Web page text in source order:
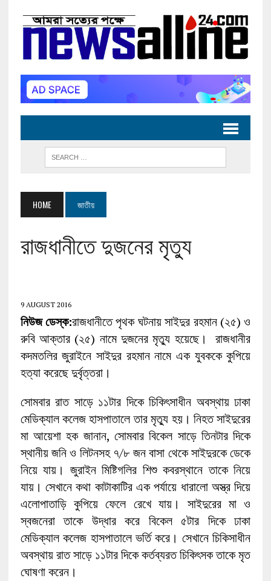
HOME জাতীয়
রাজধানীতে দুজনের মৃত্যু
9 AUGUST 2016
নিউজ ডেস্ক:রাজধানীতে পৃথক ঘটনায় সাইদুর রহমান (২৫) ও
রুবি আক্তার (২৫) নামে দুজনের মৃত্যু হয়েছে। রাজধানীর
কদমতলির জুরাইনে সাইদুর রহমান নামে এক যুবককে কুপিয়ে
হত্যা করেছে দুর্বৃত্তরা।
সোমবার রাত সাড়ে ১১টার দিকে চিকিৎসাধীন অবস্থায় ঢাকা
মেডিক্যাল কলেজ হাসপাতালে তার মৃত্যু হয়। নিহত সাইদুরের
মা আয়েশা হক জানান, সোমবার বিকেল সাড়ে তিনটার দিকে
স্থানীয় জনি ও লিটনসহ ৭/৮ জন বাসা থেকে সাইদুরকে ডেকে
নিয়ে যায়। জুরাইন মিষ্টিগলির শিশু কবরস্থানে তাকে নিয়ে
যায়। সেখানে কথা কাটাকাটির এক পর্যায়ে ধারালো অস্ত্র দিয়ে
এলোপাতাড়ি কুপিয়ে ফেলে রেখে যায়। সাইদুরের মা ও
স্বজনেরা তাকে উদ্ধার করে বিকেল ৫টার দিকে ঢাকা
মেডিক্যাল কলেজ হাসপাতালে ভর্তি করে। সেখানে চিকিসাধীন
অবস্থায় রাত সাড়ে ১১টার দিকে কর্তব্যরত চিকিৎসক তাকে মৃত
ঘোষণা করেন।